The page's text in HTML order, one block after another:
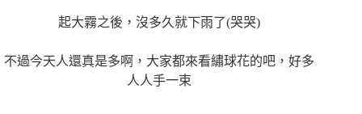
起大霧之後，沒多久就下雨了(哭哭)
不過今天人還真是多啊，大家都來看繡球花的吧，好多
人人手一束